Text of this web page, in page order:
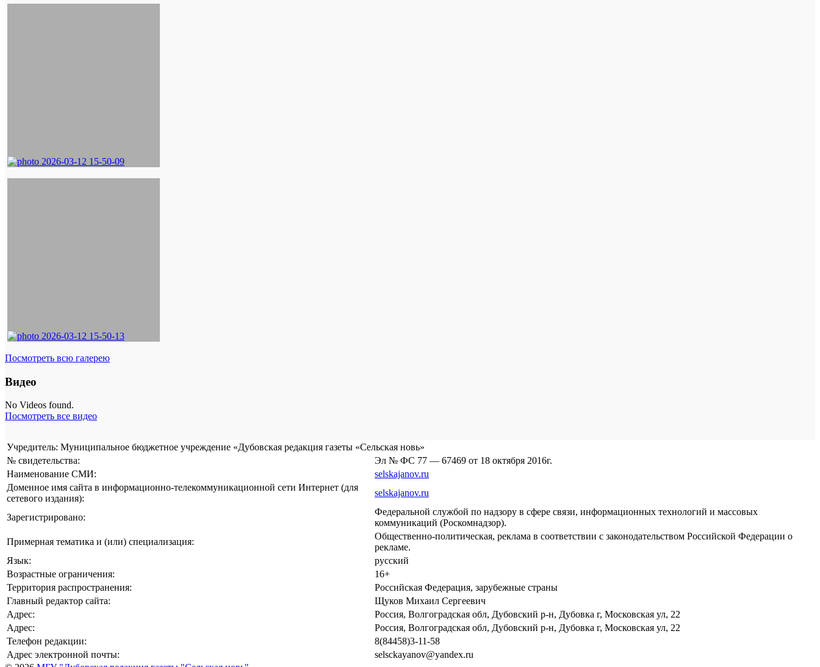
Посмотреть всю галерею
Видео
No Videos found.
Посмотреть все видео
Учредитель: Муниципальное бюджетное учреждение «Дубовская редакция газеты «Сельская новь»
№ свидетельства:
Эл № ФС 77 — 67469 от 18 октября 2016г.
Наименование СМИ:
selskajanov.ru
Доменное имя сайта в информационно-телекоммуникационной сети Интернет (для
сетевого издания):
selskajanov.ru
Зарегистрировано:
Федеральной службой по надзору в сфере связи, информационных технологий и массовых
коммуникаций (Роскомнадзор).
Примерная тематика и (или) специализация:
Общественно-политическая, реклама в соответствии с законодательством Российской Федерации о
рекламе.
Язык:
русский
Возрастные ограничения:
16+
Территория распространения:
Российская Федерация, зарубежные страны
Главный редактор сайта:
Щуков Михаил Сергеевич
Адрес:
Россия, Волгоградская обл, Дубовский р-н, Дубовка г, Московская ул, 22
Адрес:
Россия, Волгоградская обл, Дубовский р-н, Дубовка г, Московская ул, 22
Телефон редакции:
8(84458)3-11-58
Адрес электронной почты:
selsckayanov@yandex.ru